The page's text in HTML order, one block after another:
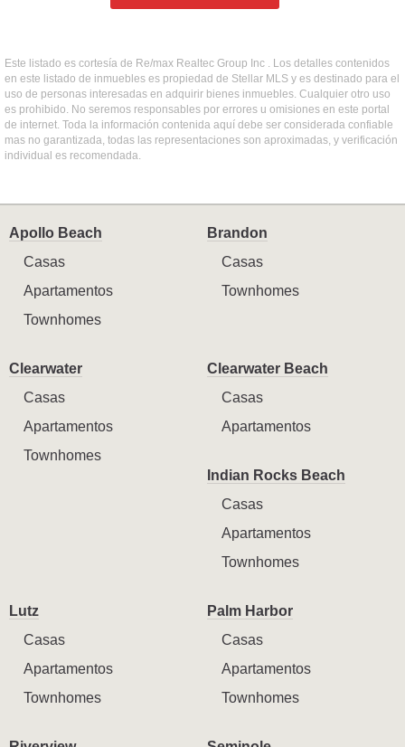
Este listado es cortesía de Re/max Realtec Group Inc . Los detalles contenidos
en este listado de inmuebles es propiedad de Stellar MLS y es destinado para el
uso de personas interesadas en adquirir bienes inmuebles. Cualquier otro uso
es prohibido. No seremos responsables por errores u omisiones en este portal
de internet. Toda la información contenida aquí debe ser considerada confiable
mas no garantizada, todas las representaciones son aproximadas, y verificación
individual es recomendada.
Apollo Beach
Casas
Apartamentos
Townhomes
Brandon
Casas
Townhomes
Clearwater
Casas
Apartamentos
Townhomes
Clearwater Beach
Casas
Apartamentos
Indian Rocks Beach
Casas
Apartamentos
Townhomes
Lutz
Casas
Apartamentos
Townhomes
Palm Harbor
Casas
Apartamentos
Townhomes